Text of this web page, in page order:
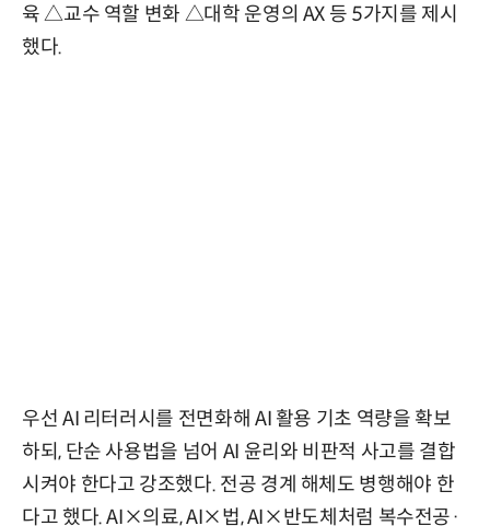
육 △교수 역할 변화 △대학 운영의 AX 등 5가지를 제시
했다.
우선 AI 리터러시를 전면화해 AI 활용 기초 역량을 확보
하되, 단순 사용법을 넘어 AI 윤리와 비판적 사고를 결합
시켜야 한다고 강조했다. 전공 경계 해체도 병행해야 한
다고 했다. AI×의료, AI×법, AI×반도체처럼 복수전공·